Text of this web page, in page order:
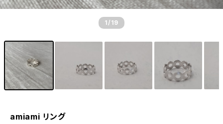
1 /19
amiami リング